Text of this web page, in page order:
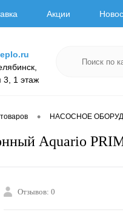
Акции
3, 1 этаж
• НАСОСНОЕ
Aquario
Отзывов: 0